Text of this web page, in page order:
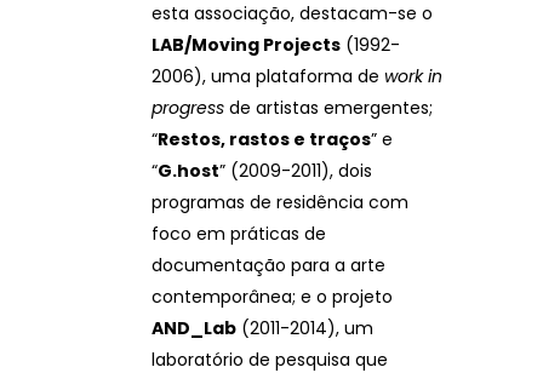
esta associação, destacam-se o
LAB/Moving Projects (1992-
2006), uma plataforma de work in
progress de artistas emergentes;
“Restos, rastos e traços” e
“G.host” (2009-2011), dois
programas de residência com
foco em práticas de
documentação para a arte
contemporânea; e o projeto
AND_Lab (2011-2014), um
laboratório de pesquisa que